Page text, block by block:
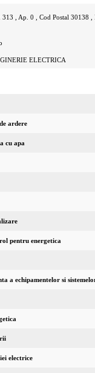
, Ap. 0 , Cod Postal 30138 ,
ELECTRICA
ardere
cu apa
pentru energetica
a echipamentelor si
electrice